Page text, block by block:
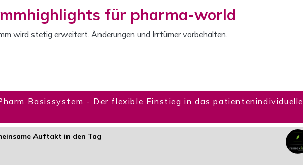
für pharma-world
wird stetig erweitert. Änderungen und Irrtümer vorbehalten.
Basissystem - Der flexible Einstieg in das patientenindividuelle
Auftakt in den Tag